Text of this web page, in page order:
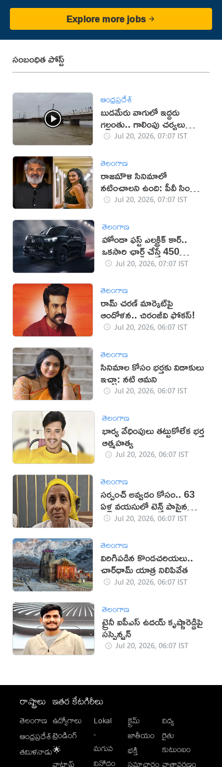
Explore more jobs
సంబంధిత పోస్ట్
ఆంధ్రప్రదేశ్
బుడమేరు వాగులో ఇద్దరు
గల్లంతు.. గాలింపు చర్యలు
ముమ్మరం (వీడియో)
Jul 20, 2026, 07:07 IST
తెలంగాణ
రాజమౌళి సినిమాలో
నటించాలని ఉంది: పీవీ సింధు
ఆసక్తికర పోస్ట్
Jul 20, 2026, 07:07 IST
తెలంగాణ
హోండా ఫస్ట్ ఎలక్ట్రిక్ కార్..
ఒకసారి ఛార్జ్‌ చేస్తే 450
కిలోమీటర్ల రేంజ్
Jul 20, 2026, 07:07 IST
తెలంగాణ
రామ్ చరణ్ మార్కెట్‌పై
ఆందోళన.. చిరంజీవి ఫోకస్!
Jul 20, 2026, 06:07 IST
తెలంగాణ
సినిమాల కోసం భర్తకు విడాకులు
ఇచ్చా: నటి ఆమని
Jul 20, 2026, 06:07 IST
తెలంగాణ
భార్య వేధింపులు తట్టుకోలేక భర్త
ఆత్మహత్య
Jul 20, 2026, 06:07 IST
తెలంగాణ
సర్పంచ్ అవ్వడం కోసం.. 63
ఏళ్ల వయసులో టెన్త్ పాసైన
వృద్ధురాలు
Jul 20, 2026, 06:07 IST
తెలంగాణ
విరిగిపడిన కొండచరియలు..
చార్‌ధామ్ యాత్ర నిలిపివేత
Jul 20, 2026, 06:07 IST
తెలంగాణ
ట్రైనీ ఐపీఎస్ ఉదయ్ కృష్ణారెడ్డిపై
సస్పెన్షన్
Jul 20, 2026, 06:07 IST
రాష్ట్రాలు
తెలంగాణ
ఆంధ్రప్రదేశ్
తమిళనాడు
ఇతర కేటగిరీలు
ఉద్యోగాలు
ట్రెండింగ్
🌟
Lokal
-
మగువ
వినోదం
క్రైమ్
జాతీయం
భక్తి
విద్య
రైతు
కుటుంబం